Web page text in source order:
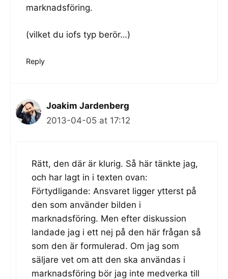
marknadsföring.
(vilket du iofs typ berör…)
Reply
Joakim Jardenberg
2013-04-05 at 17:12
Rätt, den där är klurig. Så här tänkte jag,
och har lagt in i texten ovan:
Förtydligande: Ansvaret ligger ytterst på
den som använder bilden i
marknadsföring. Men efter diskussion
landade jag i ett nej på den här frågan så
som den är formulerad. Om jag som
säljare vet om att den ska användas i
marknadsföring bör jag inte medverka till